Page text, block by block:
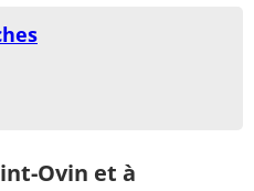
Ovin et à